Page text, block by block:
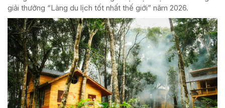
giải thưởng “Làng du lịch tốt nhất thế giới” năm 2026.